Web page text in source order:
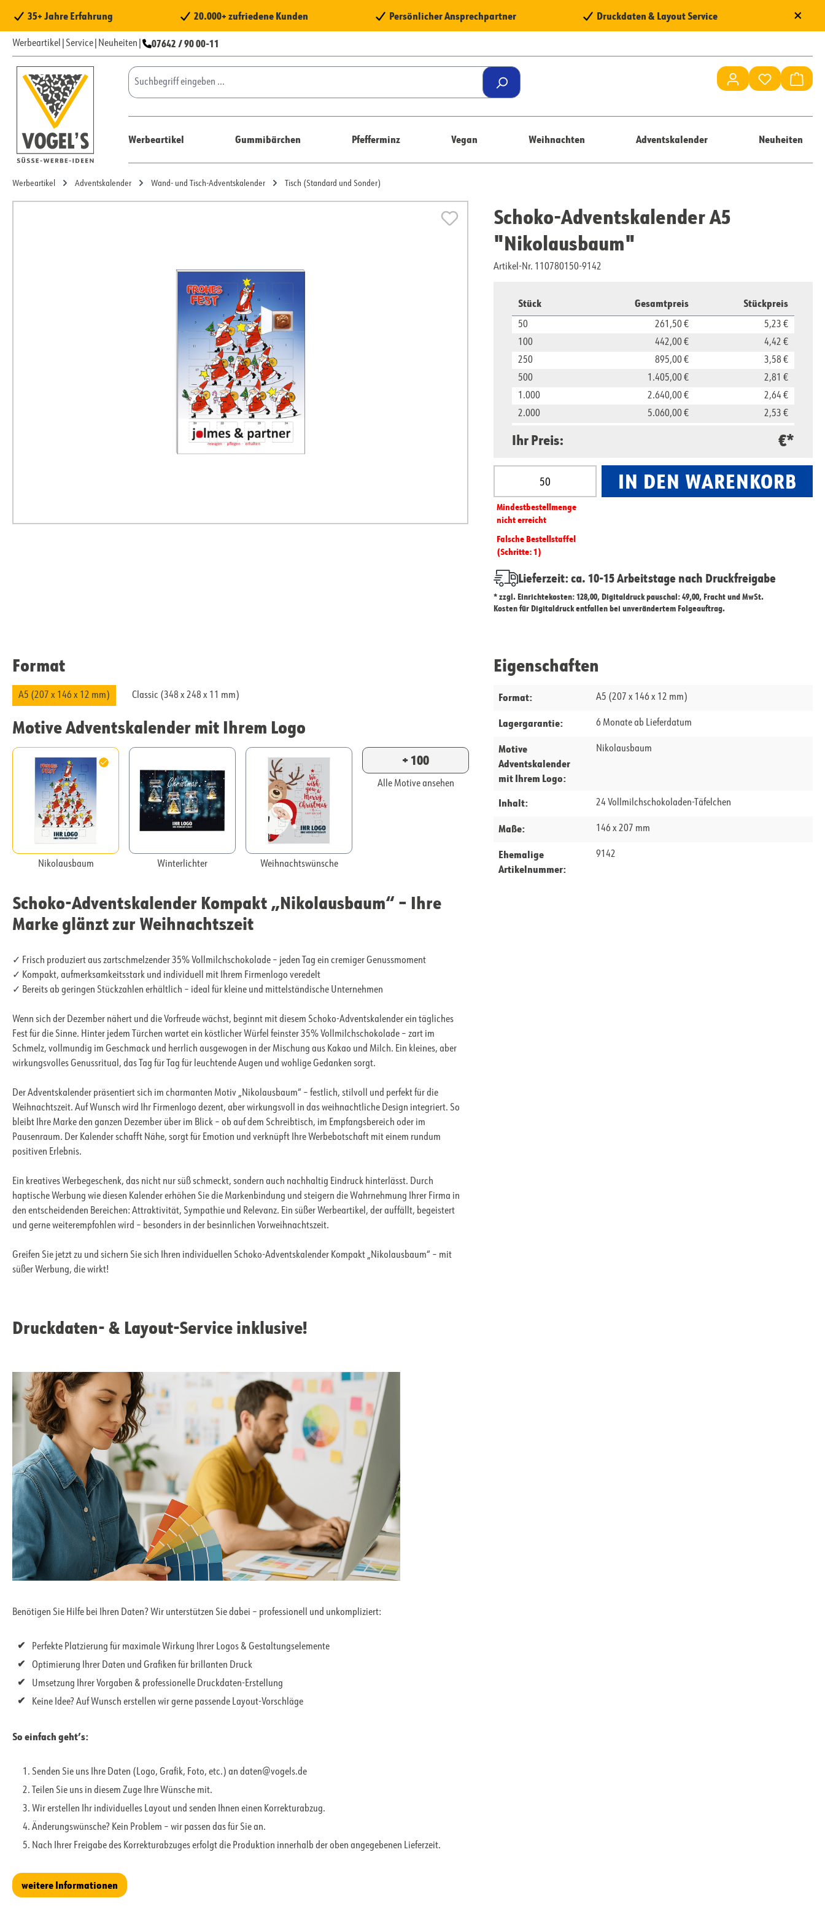
Hauptinhalt springen
Zur Suche springen
Zur Hauptnavigation springen
35+ Jahre Erfahrung 20.000+ zufriedene Kunden Persönlicher Ansprechpartner Druckdaten & Layout Service ×
Werbeartikel Service Neuheiten 07642 / 90 00-11
Du hast 0
Werbeartikel Gummibärchen Pfefferminz Vegan Weihnachten Adventskalender Neuheiten
Werbeartikel Adventskalender Wand- und Tisch-Adventskalender Tisch (Standard und Sonder)
Schoko-Adventskalender A5
"Nikolausbaum"
Artikel-Nr. 110780150-9142
Stück Gesamtpreis Stückpreis
50 261,50 €
5,23 €
100
442,00 €
4,42 €
250
895,00 €
3,58 €
500
1.405,00 €
2,81 €
1.000
2.640,00 €
2,64 €
2.000
5.060,00 €
2,53 €
2,35 €
Ihr Preis: €*
Produkt Anzahl: Gib den gewünschten Wert ein oder
Mindest­­bestell­­menge
nicht erreicht
Falsche Bestellstaffel
(Schritte: 1)
IN DEN WARENKORB
Lieferzeit: ca. 10-15 Arbeitstage nach Druckfreigabe
* zzgl. Einrichtekosten: 128,00, Digitaldruck pauschal: 49,00, Fracht und MwSt.
Kosten für Digitaldruck entfallen bei unverändertem Folgeauftrag.
Format
A5 (207 x 146 x 12 mm) Classic (348 x 248 x 11 mm)
Motive Adventskalender mit Ihrem Logo
Nikolausbaum Winterlichter Weihnachtswünsche
+ 100
Alle Motive ansehen
Schoko-Adventskalender Kompakt „Nikolausbaum“ – Ihre
Marke glänzt zur Weihnachtszeit
✓ Frisch produziert aus zartschmelzender 35% Vollmilchschokolade – jeden Tag ein cremiger Genussmoment
✓ Kompakt, aufmerksamkeitsstark und individuell mit Ihrem Firmenlogo veredelt
✓ Bereits ab geringen Stückzahlen erhältlich – ideal für kleine und mittelständische Unternehmen
Wenn sich der Dezember nähert und die Vorfreude wächst, beginnt mit diesem Schoko-Adventskalender ein tägliches
Fest für die Sinne. Hinter jedem Türchen wartet ein köstlicher Würfel feinster 35% Vollmilchschokolade – zart im
Schmelz, vollmundig im Geschmack und herrlich ausgewogen in der Mischung aus Kakao und Milch. Ein kleines, aber
wirkungsvolles Genussritual, das Tag für Tag für leuchtende Augen und wohlige Gedanken sorgt.
Der Adventskalender präsentiert sich im charmanten Motiv „Nikolausbaum“ – festlich, stilvoll und perfekt für die
Weihnachtszeit. Auf Wunsch wird Ihr Firmenlogo dezent, aber wirkungsvoll in das weihnachtliche Design integriert. So
bleibt Ihre Marke den ganzen Dezember über im Blick – ob auf dem Schreibtisch, im Empfangsbereich oder im
Pausenraum. Der Kalender schafft Nähe, sorgt für Emotion und verknüpft Ihre Werbebotschaft mit einem rundum
positiven Erlebnis.
Ein kreatives Werbegeschenk, das nicht nur süß schmeckt, sondern auch nachhaltig Eindruck hinterlässt. Durch
haptische Werbung wie diesen Kalender erhöhen Sie die Markenbindung und steigern die Wahrnehmung Ihrer Firma in
den entscheidenden Bereichen: Attraktivität, Sympathie und Relevanz. Ein süßer Werbeartikel, der auffällt, begeistert
und gerne weiterempfohlen wird – besonders in der besinnlichen Vorweihnachtszeit.
Greifen Sie jetzt zu und sichern Sie sich Ihren individuellen Schoko-Adventskalender Kompakt „Nikolausbaum“ – mit
süßer Werbung, die wirkt!
Eigenschaften
Format: A5 (207 x 146 x 12 mm)
Lagergarantie: 6 Monate ab Lieferdatum
Motive
Adventskalender
mit Ihrem Logo:
Nikolausbaum
Inhalt: 24 Vollmilchschokoladen-Täfelchen
Maße: 146 x 207 mm
Ehemalige
Artikelnummer:
9142
Druckdaten- & Layout-Service inklusive!
Benötigen Sie Hilfe bei Ihren Daten? Wir unterstützen Sie dabei – professionell und unkompliziert:
Perfekte Platzierung für maximale Wirkung Ihrer Logos & Gestaltungselemente
Optimierung Ihrer Daten und Grafiken für brillanten Druck
Umsetzung Ihrer Vorgaben & professionelle Druckdaten-Erstellung
Keine Idee? Auf Wunsch erstellen wir gerne passende Layout-Vorschläge
So einfach geht’s:
Senden Sie uns Ihre Daten (Logo, Grafik, Foto, etc.) an daten@vogels.de
Teilen Sie uns in diesem Zuge Ihre Wünsche mit.
Wir erstellen Ihr individuelles Layout und senden Ihnen einen Korrekturabzug.
Änderungswünsche? Kein Problem – wir passen das für Sie an.
Nach Ihrer Freigabe des Korrekturabzuges erfolgt die Produktion innerhalb der oben angegebenen Lieferzeit.
weitere Informationen